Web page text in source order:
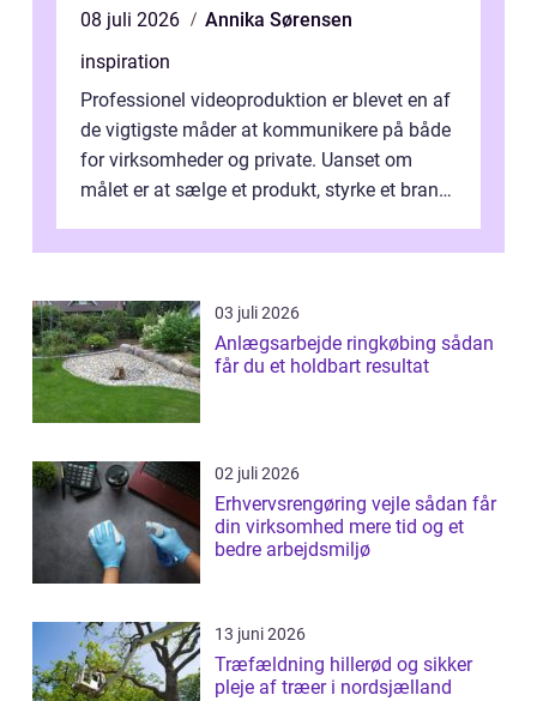
08 juli 2026
Annika Sørensen
inspiration
Professionel videoproduktion er blevet en af
de vigtigste måder at kommunikere på både
for virksomheder og private. Uanset om
målet er at sælge et produkt, styrke et brand,
03 juli 2026
Anlægsarbejde ringkøbing sådan
får du et holdbart resultat
02 juli 2026
Erhvervsrengøring vejle sådan får
din virksomhed mere tid og et
bedre arbejdsmiljø
13 juni 2026
Træfældning hillerød og sikker
pleje af træer i nordsjælland